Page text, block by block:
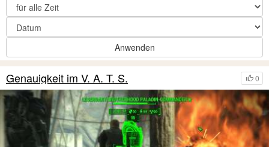
Anwenden
0
Genauigkeit im V. A. T. S.